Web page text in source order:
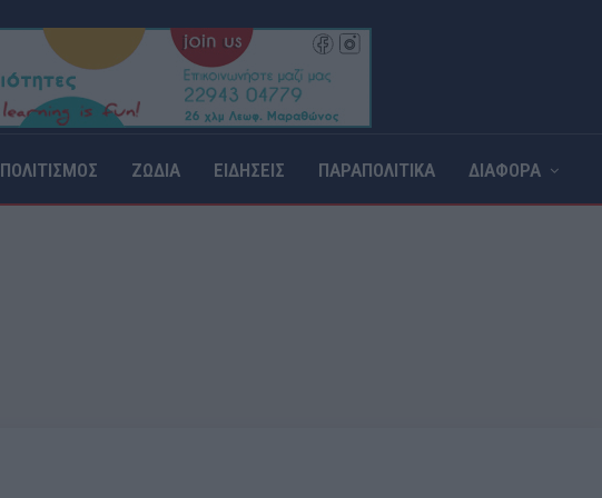
ΠΟΛΙΤΙΣΜΟΣ ΖΩΔΙΑ ΕΙΔΗΣΕΙΣ ΠΑΡΑΠΟΛΙΤΙΚΑ ΔΙΑΦΟΡΑ